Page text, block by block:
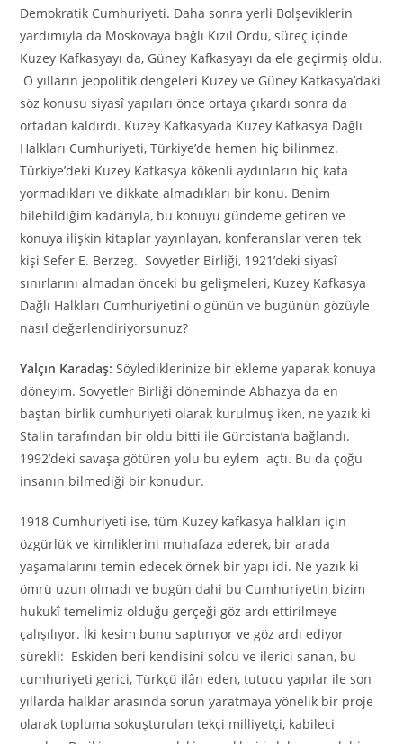
Demokratik Cumhuriyeti. Daha sonra yerli Bolşeviklerin
yardımıyla da Moskovaya bağlı Kızıl Ordu, süreç içinde
Kuzey Kafkasyayı da, Güney Kafkasyayı da ele geçirmiş oldu.
O yılların jeopolitik dengeleri Kuzey ve Güney Kafkasya’daki
söz konusu siyasî yapıları önce ortaya çıkardı sonra da
ortadan kaldırdı. Kuzey Kafkasyada Kuzey Kafkasya Dağlı
Halkları Cumhuriyeti, Türkiye’de hemen hiç bilinmez.
Türkiye’deki Kuzey Kafkasya kökenli aydınların hiç kafa
yormadıkları ve dikkate almadıkları bir konu. Benim
bilebildiğim kadarıyla, bu konuyu gündeme getiren ve
konuya ilişkin kitaplar yayınlayan, konferanslar veren tek
kişi Sefer E. Berzeg. Sovyetler Birliği, 1921’deki siyasî
sınırlarını almadan önceki bu gelişmeleri, Kuzey Kafkasya
Dağlı Halkları Cumhuriyetini o günün ve bugünün gözüyle
nasıl değerlendiriyorsunuz?
Yalçın Karadaş: Söylediklerinize bir ekleme yaparak konuya
döneyim. Sovyetler Birliği döneminde Abhazya da en
baştan birlik cumhuriyeti olarak kurulmuş iken, ne yazık ki
Stalin tarafından bir oldu bitti ile Gürcistan’a bağlandı.
1992’deki savaşa götüren yolu bu eylem açtı. Bu da çoğu
insanın bilmediği bir konudur.
1918 Cumhuriyeti ise, tüm Kuzey kafkasya halkları için
özgürlük ve kimliklerini muhafaza ederek, bir arada
yaşamalarını temin edecek örnek bir yapı idi. Ne yazık ki
ömrü uzun olmadı ve bugün dahi bu Cumhuriyetin bizim
hukukî temelimiz olduğu gerçeği göz ardı ettirilmeye
çalışılıyor. İki kesim bunu saptırıyor ve göz ardı ediyor
sürekli: Eskiden beri kendisini solcu ve ilerici sanan, bu
cumhuriyeti gerici, Türkçü ilân eden, tutucu yapılar ile son
yıllarda halklar arasında sorun yaratmaya yönelik bir proje
olarak topluma sokuşturulan tekçi milliyetçi, kabileci